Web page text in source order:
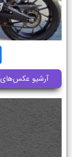
آرشیو عکس‌های